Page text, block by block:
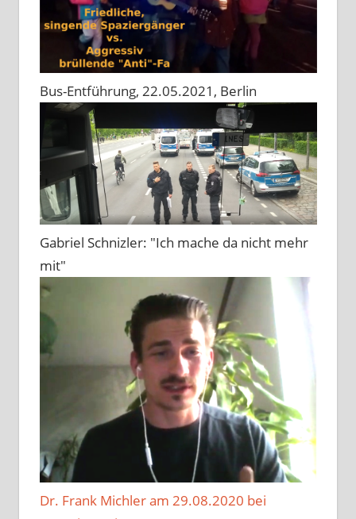
Bus-Entführung, 22.05.2021, Berlin
Gabriel Schnizler: "Ich mache da nicht mehr
mit"
Dr. Frank Michler am 29.08.2020 bei